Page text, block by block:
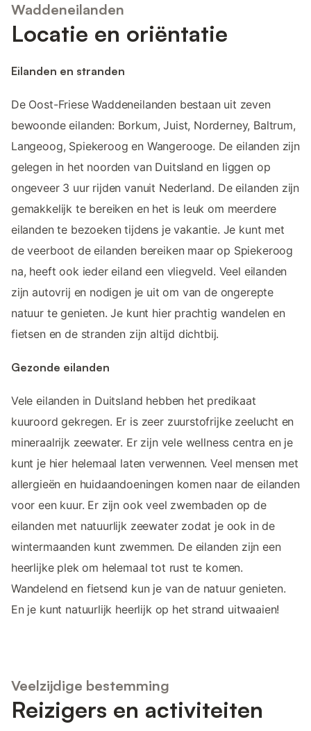
Waddeneilanden
Locatie en oriëntatie
Eilanden en stranden
De Oost-Friese Waddeneilanden bestaan uit zeven
bewoonde eilanden: Borkum, Juist, Norderney, Baltrum,
Langeoog, Spiekeroog en Wangerooge. De eilanden zijn
gelegen in het noorden van Duitsland en liggen op
ongeveer 3 uur rijden vanuit Nederland. De eilanden zijn
gemakkelijk te bereiken en het is leuk om meerdere
eilanden te bezoeken tijdens je vakantie. Je kunt met
de veerboot de eilanden bereiken maar op Spiekeroog
na, heeft ook ieder eiland een vliegveld. Veel eilanden
zijn autovrij en nodigen je uit om van de ongerepte
natuur te genieten. Je kunt hier prachtig wandelen en
fietsen en de stranden zijn altijd dichtbij.
Gezonde eilanden
Vele eilanden in Duitsland hebben het predikaat
kuuroord gekregen. Er is zeer zuurstofrijke zeelucht en
mineraalrijk zeewater. Er zijn vele wellness centra en je
kunt je hier helemaal laten verwennen. Veel mensen met
allergieën en huidaandoeningen komen naar de eilanden
voor een kuur. Er zijn ook veel zwembaden op de
eilanden met natuurlijk zeewater zodat je ook in de
wintermaanden kunt zwemmen. De eilanden zijn een
heerlijke plek om helemaal tot rust te komen.
Wandelend en fietsend kun je van de natuur genieten.
En je kunt natuurlijk heerlijk op het strand uitwaaien!
Veelzijdige bestemming
Reizigers en activiteiten